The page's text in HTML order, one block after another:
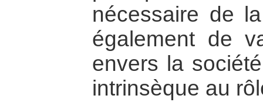
nécessaire de
également de
envers la
intrinsèque au